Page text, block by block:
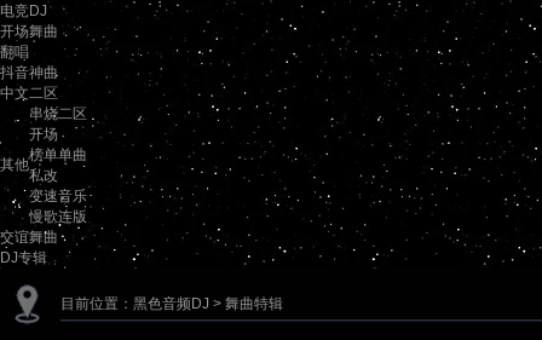
电竞DJ
开场舞曲
翻唱
抖音神曲
中文二区
其他
串烧二区
开场
榜单单曲
私改
变速音乐
慢歌连版
交谊舞曲
DJ专辑
目前位置： 黑色音频DJ > 舞曲特辑